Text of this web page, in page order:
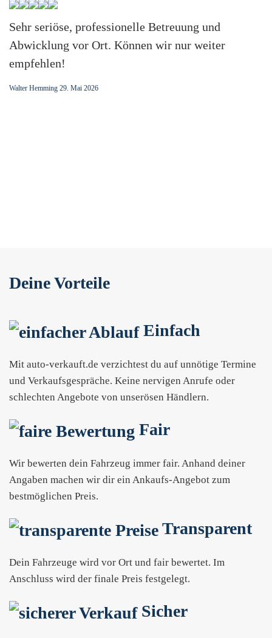
Sehr seriöse, professionelle Betreuung und
Abwicklung vor Ort. Können wir nur weiter
empfehlen!
Walter Hemming 29. Mai 2026
Deine Vorteile
Einfach
Mit auto-verkauft.de verzichtest du auf unnötige Termine
und Verkaufsgespräche. Keine nervigen Anrufe oder
schlechten Angebote von unserösen Händlern.
Fair
Wir bewerten dein Fahrzeug immer fair. Anhand deiner
Angaben machen wir dir ein Ankaufs-Angebot zum
bestmöglichen Preis.
Transparent
Dein Fahrzeuge wird vor Ort und fair bewertet. Im
Anschluss wird der finale Preis festgelegt.
Sicher